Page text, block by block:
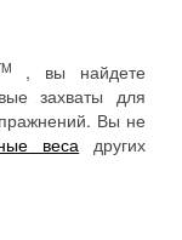
, вы найдете
захваты для
Вы не
веса других